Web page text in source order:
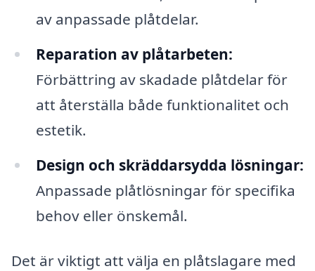
av anpassade plåtdelar.
Reparation av plåtarbeten:
Förbättring av skadade plåtdelar för
att återställa både funktionalitet och
estetik.
Design och skräddarsydda lösningar:
Anpassade plåtlösningar för specifika
behov eller önskemål.
Det är viktigt att välja en plåtslagare med